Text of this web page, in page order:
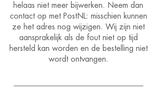
helaas niet meer bijwerken. Neem dan
contact op met PostNL: misschien kunnen
ze het adres nog wijzigen. Wij zijn niet
aansprakelijk als de fout niet op tijd
hersteld kan worden en de bestelling niet
wordt ontvangen.